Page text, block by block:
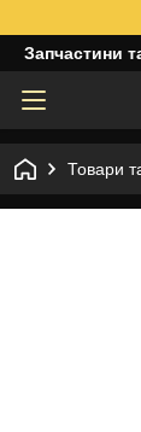
Запчастини
Товари